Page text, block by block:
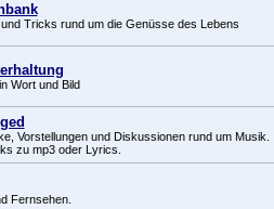
Tricks rund um die Genüsse des Lebens
Wort und Bild
Vorstellungen und Diskussionen rund um Musik.
zu mp3 oder Lyrics.
Fernsehen.